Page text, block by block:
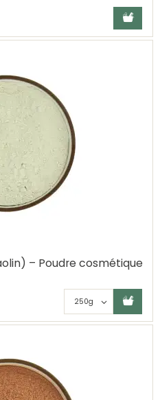
Ajouter
– Poudre cosmétique
Ajouter au panier